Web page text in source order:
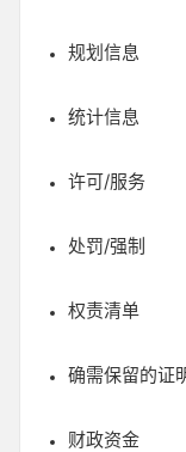
规划信息
统计信息
许可/服务
处罚/强制
权责清单
确需保留的证
财政资金